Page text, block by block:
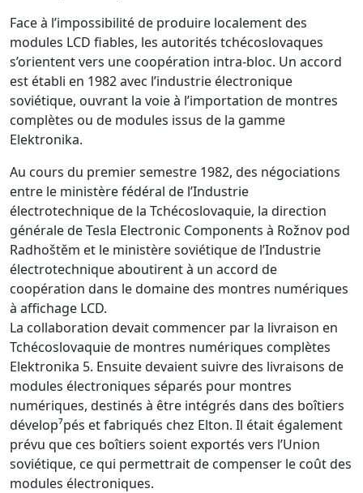
Face à l’impossibilité de produire localement des
modules LCD fiables, les autorités tchécoslovaques
s’orientent vers une coopération intra-bloc. Un accord
est établi en 1982 avec l’industrie électronique
soviétique, ouvrant la voie à l’importation de montres
complètes ou de modules issus de la gamme
Elektronika.
Au cours du premier semestre 1982, des négociations
entre le ministère fédéral de l’Industrie
électrotechnique de la Tchécoslovaquie, la direction
générale de Tesla Electronic Components à Rožnov pod
Radhoštěm et le ministère soviétique de l’Industrie
électrotechnique aboutirent à un accord de
coopération dans le domaine des montres numériques
à affichage LCD.
La collaboration devait commencer par la livraison en
Tchécoslovaquie de montres numériques complètes
Elektronika 5. Ensuite devaient suivre des livraisons de
modules électroniques séparés pour montres
numériques, destinés à être intégrés dans des boîtiers
dévelop⁷pés et fabriqués chez Elton. Il était également
prévu que ces boîtiers soient exportés vers l’Union
soviétique, ce qui permettrait de compenser le coût des
modules électroniques.